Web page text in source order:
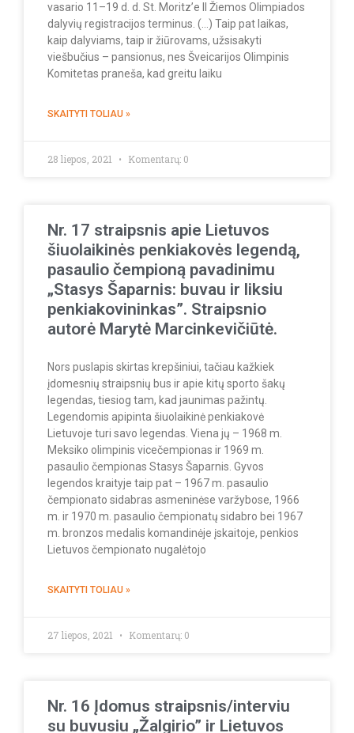
vasario 11–19 d. d. St. Moritz’e II Žiemos Olimpiados
dalyvių registracijos terminus. (…) Taip pat laikas,
kaip dalyviams, taip ir žiūrovams, užsisakyti
viešbučius – pansionus, nes Šveicarijos Olimpinis
Komitetas praneša, kad greitu laiku
SKAITYTI TOLIAU »
28 liepos, 2021 Komentarų: 0
Nr. 17 straipsnis apie Lietuvos
šiuolaikinės penkiakovės legendą,
pasaulio čempioną pavadinimu
„Stasys Šaparnis: buvau ir liksiu
penkiakovininkas”. Straipsnio
autorė Marytė Marcinkevičiūtė.
Nors puslapis skirtas krepšiniui, tačiau kažkiek
įdomesnių straipsnių bus ir apie kitų sporto šakų
legendas, tiesiog tam, kad jaunimas pažintų.
Legendomis apipinta šiuolaikinė penkiakovė
Lietuvoje turi savo legendas. Viena jų – 1968 m.
Meksiko olimpinis vicečempionas ir 1969 m.
pasaulio čempionas Stasys Šaparnis. Gyvos
legendos kraityje taip pat – 1967 m. pasaulio
čempionato sidabras asmeninėse varžybose, 1966
m. ir 1970 m. pasaulio čempionatų sidabro bei 1967
m. bronzos medalis komandinėje įskaitoje, penkios
Lietuvos čempionato nugalėtojo
SKAITYTI TOLIAU »
27 liepos, 2021 Komentarų: 0
Nr. 16 Įdomus straipsnis/interviu
su buvusiu „Žalgirio” ir Lietuvos